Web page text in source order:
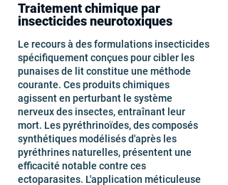
Traitement chimique par
insecticides neurotoxiques
Le recours à des formulations insecticides
spécifiquement conçues pour cibler les
punaises de lit constitue une méthode
courante. Ces produits chimiques
agissent en perturbant le système
nerveux des insectes, entraînant leur
mort. Les pyréthrinoïdes, des composés
synthétiques modélisés d'après les
pyréthrines naturelles, présentent une
efficacité notable contre ces
ectoparasites. L'application méticuleuse